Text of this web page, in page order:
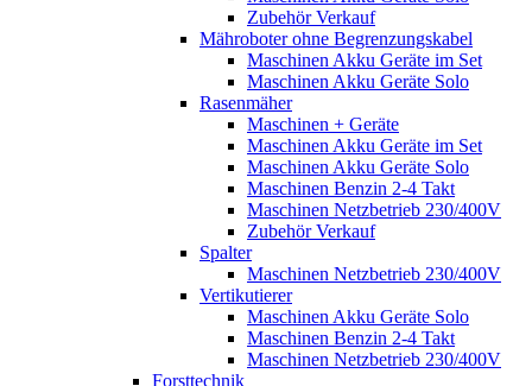
Zubehör Verkauf
Mähroboter ohne Begrenzungskabel
Maschinen Akku Geräte im Set
Maschinen Akku Geräte Solo
Rasenmäher
Maschinen + Geräte
Maschinen Akku Geräte im Set
Maschinen Akku Geräte Solo
Maschinen Benzin 2-4 Takt
Maschinen Netzbetrieb 230/400V
Zubehör Verkauf
Spalter
Maschinen Netzbetrieb 230/400V
Vertikutierer
Maschinen Akku Geräte Solo
Maschinen Benzin 2-4 Takt
Maschinen Netzbetrieb 230/400V
Forsttechnik